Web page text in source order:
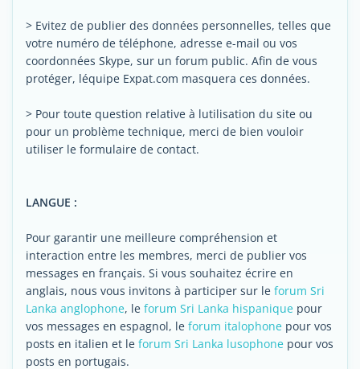
> Evitez de publier des données personnelles, telles que
votre numéro de téléphone, adresse e-mail ou vos
coordonnées Skype, sur un forum public. Afin de vous
protéger, léquipe Expat.com masquera ces données.
> Pour toute question relative à lutilisation du site ou
pour un problème technique, merci de bien vouloir
utiliser le formulaire de contact.
LANGUE :
Pour garantir une meilleure compréhension et
interaction entre les membres, merci de publier vos
messages en français. Si vous souhaitez écrire en
anglais, nous vous invitons à participer sur le forum Sri
Lanka anglophone, le forum Sri Lanka hispanique pour
vos messages en espagnol, le forum italophone pour vos
posts en italien et le forum Sri Lanka lusophone pour vos
posts en portugais.